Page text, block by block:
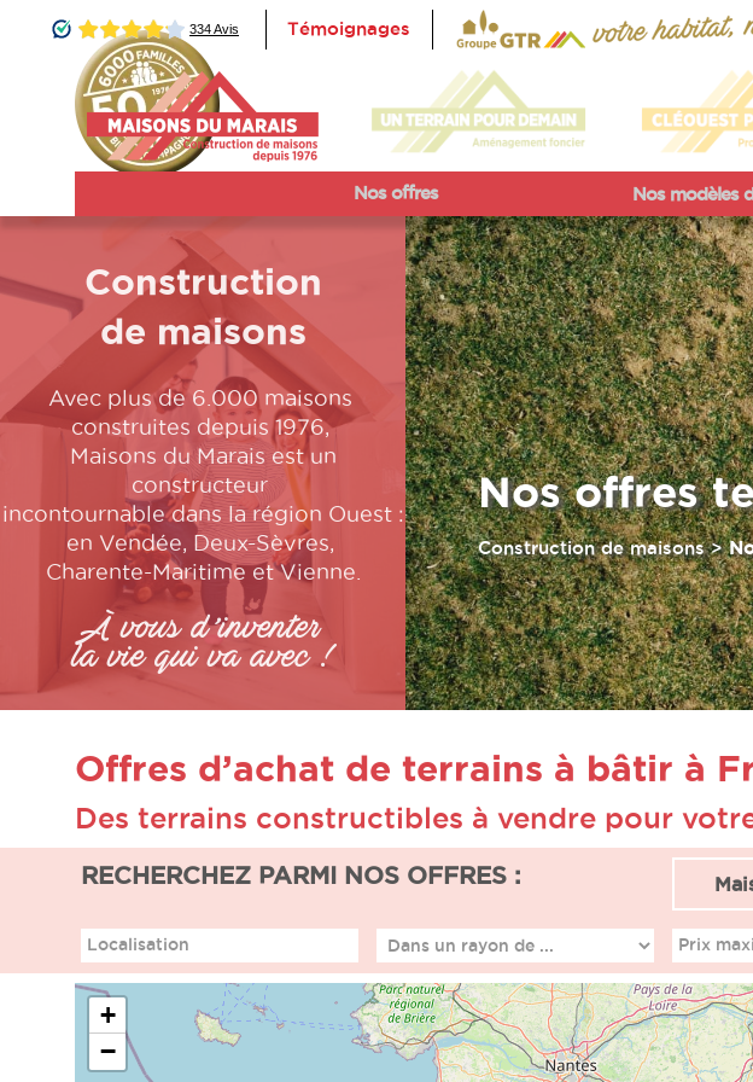
Témoignages Accueil
Nos offres Nos modèles
Construction
de maisons
Avec plus de 6.000 maisons
construites depuis 1976,
Maisons du Marais est un
constructeur
incontournable dans la région Ouest :
en Vendée, Deux-Sèvres,
Charente-Maritime et Vienne.
À vous d’inventer
la vie qui va avec !
Nos offres
Construction de maisons>
Offres d’achat de terrains à bâtir à
Des terrains constructibles à vendre pour
RECHERCHEZ PARMI NOS OFFRES :
Localisation Prix
+
−